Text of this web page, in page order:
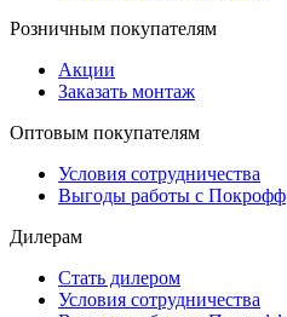
Розничным покупателям
Акции
Заказать монтаж
Оптовым покупателям
Условия сотрудничества
Выгоды работы с Покрофф
Дилерам
Стать дилером
Условия сотрудничества